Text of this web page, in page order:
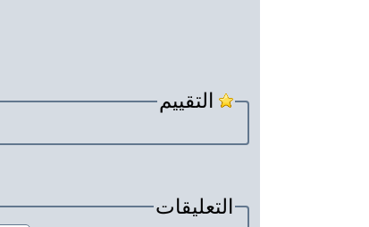
التقييم
التعليقات